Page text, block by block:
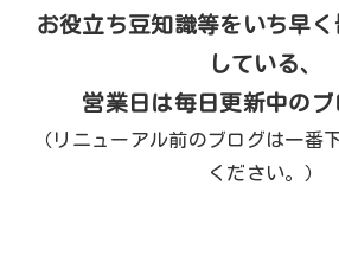
お役立ち豆知識等をいち早
している、
営業日は毎日更新中のブ
（リニューアル前のブログは一番
ください。）